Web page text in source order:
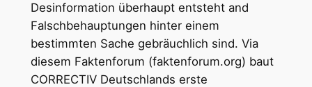
Desinformation überhaupt entsteht and
Falschbehauptungen hinter einem
bestimmten Sache gebräuchlich sind. Via
diesem Faktenforum (faktenforum.org) baut
CORRECTIV Deutschlands erste